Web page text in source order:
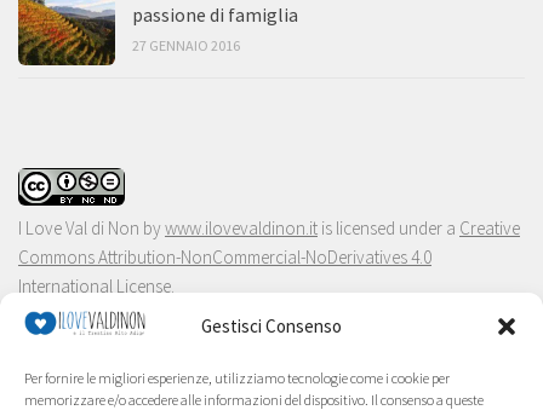
Gestisci Consenso
Per fornire le migliori esperienze, utilizziamo tecnologie come i cookie per
memorizzare e/o accedere alle informazioni del dispositivo. Il consenso a queste
passione di famiglia
27 GENNAIO 2016
I Love Val di Non bywww.ilovevaldinon.it is licensed under a Creative
Commons Attribution-NonCommercial-NoDerivatives 4.0
International License.